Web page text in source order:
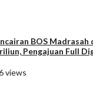
BOS Madrasah
Pengajuan Full
views